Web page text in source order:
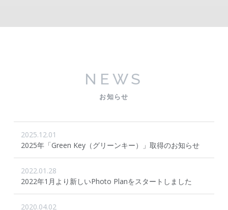
NEWS
お知らせ
2025.12.01
2025年「Green Key（グリーンキー）」取得のお知らせ
2022.01.28
2022年1月より新しいPhoto Planをスタートしました
2020.04.02